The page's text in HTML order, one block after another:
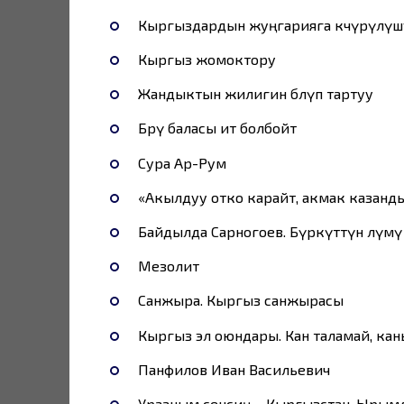
Кыргыздардын жуңгарияга
Кыргыз жомоктору
Жандыктын жилигин бөлүп тартуу
Бөрү баласы ит болбойт
Сура Ар-Рум
«Акылдуу отко карайт, акмак
Байдылда Сарногоев. Бүркүттүн өлүмү
Мезолит
Санжыра. Кыргыз санжырасы
Кыргыз эл оюндары. Кан таламай,
Панфилов Иван Васильевич